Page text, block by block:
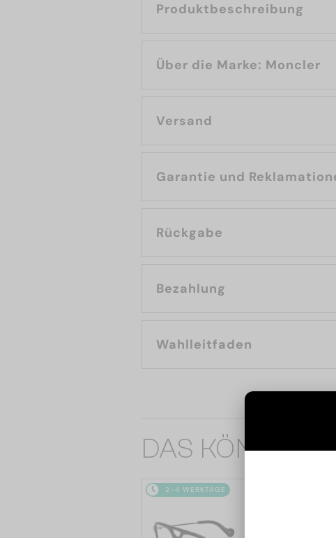
Produktbeschreibung
Über die Marke: Moncler
Versand
Garantie und
Rückgabe
Bezahlung
Wahlleitfaden
DAS KÖNNTE
2-4 WERKTAGE